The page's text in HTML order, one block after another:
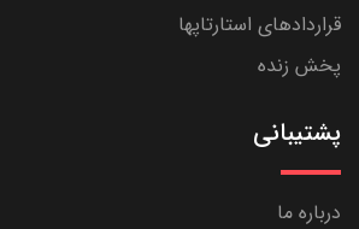
قراردادهای استارتاپها
پخش زنده
پشتیبانی
درباره ما